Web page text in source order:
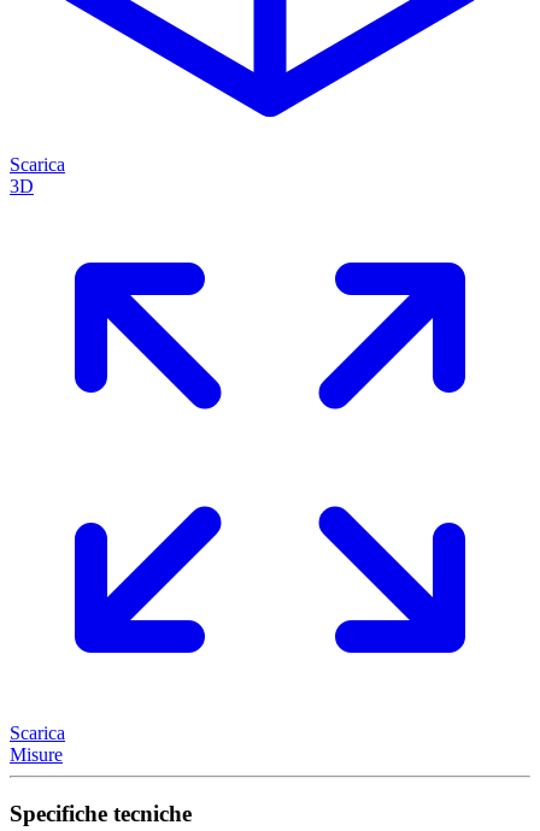
Scarica
3D
Scarica
Misure
Specifiche tecniche